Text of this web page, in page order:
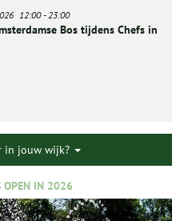
12:00- 23:00
Bos tijdens Chefs in
in jouw wijk?
OPEN IN 2026